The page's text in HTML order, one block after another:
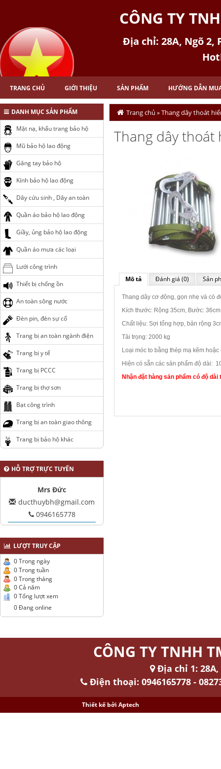
CÔNG TY
Địa chỉ: 28A, Ngõ 2,
TRANG CHỦ GIỚI THIỆU SẢN PHẨM HƯỚNG DẪN
DANH MỤC SẢN PHẨM
Mặt nạ, khẩu trang bảo hộ
Mũ bảo hộ lao động
Găng tay bảo hộ
Kính bảo hộ lao động
Dây cứu sinh , Dây an toàn
Quần áo bảo hộ lao động
Giầy, ủng bảo hộ lao động
Quần áo mưa các loại
Lưới công trình
Thiết bị chống ồn
An toàn sông nước
Đèn pin, đèn sự cố
Trang bị an toàn ngành điện
Trang bị y tế
Trang bị PCCC
Trang bị thợ sơn
Bạt công trình
Trang bị an toàn giao thông
Trang bị bảo hộ khác
HỖ TRỢ TRỰC TUYẾN
Mrs Đức
ducthuybh@gmail.com
0946165778
LƯỢT TRUY CẬP
0 Trong ngày
0 Trong tuần
0 Trong tháng
0 Cả năm
0 Tổng lượt xem
0 Đang online
Trang chủ »Thang dây thoát
Thang dây thoát
Mô tả Đánh giá (0) Sản
Thang dây cơ động, gọn nhẹ và có
Kích thước: Rộng 35cm, Bước:
Chất liệu: Sợi tổng hợp, bản rộng
Tải trọng: 2000 kg
Loại móc to bằng thép mạ kẽm hoặc
Hiện có sẵn các sản phẩm độ dài:
Nhận đặt hàng sản phẩm có độ
CÔNG TY TNHH
Địa chỉ 1: 28A,
Điện thoại: 0946165778 -
Thiết kế bởi Aptech